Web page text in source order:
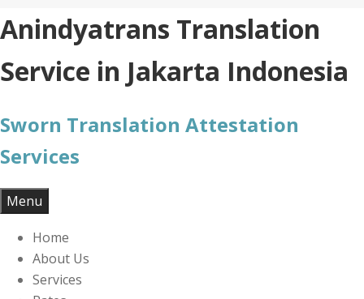
Skip
to
content
Anindyatrans Translation
Service in Jakarta Indonesia
Sworn Translation Attestation
Services
Menu
Home
About Us
Services